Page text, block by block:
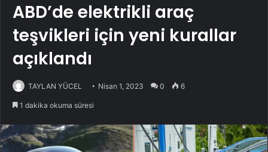
ABD’de elektrikli araç
teşvikleri için yeni kurallar
açıklandı
TAYLAN YÜCEL Nisan 1, 2023 0 6
1 dakika okuma süresi